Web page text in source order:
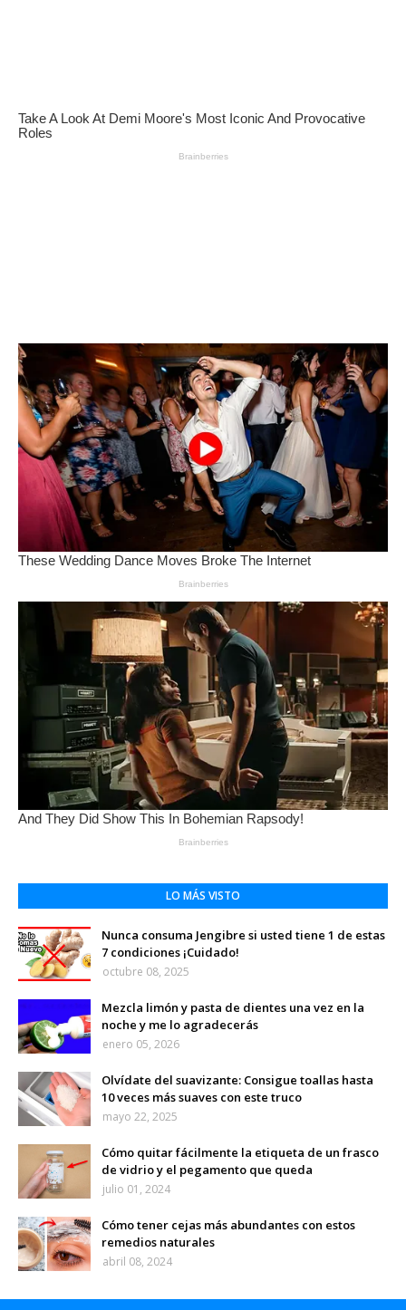
LO MÁS VISTO
Nunca consuma Jengibre si usted tiene 1 de estas
7 condiciones ¡Cuidado!
octubre 08, 2025
Mezcla limón y pasta de dientes una vez en la
noche y me lo agradecerás
enero 05, 2026
Olvídate del suavizante: Consigue toallas hasta
10 veces más suaves con este truco
mayo 22, 2025
Cómo quitar fácilmente la etiqueta de un frasco
de vidrio y el pegamento que queda
julio 01, 2024
Cómo tener cejas más abundantes con estos
remedios naturales
abril 08, 2024